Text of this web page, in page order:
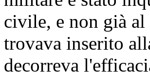
civile, e non già
trovava inserito
decorreva